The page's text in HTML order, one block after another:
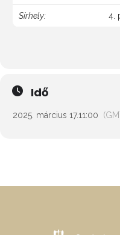
Sírhely: 4.
Idő
2025. március 17.11:00